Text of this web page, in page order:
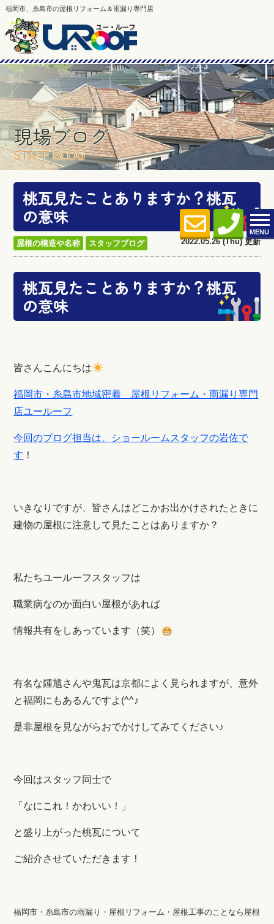
福岡市、糸島市の屋根リフォーム＆雨漏り専門店
MENU
現場ブログ
STAFF BLOG
桃瓦見たことありますか？桃瓦
の意味
屋根の構造や名称 スタッフブログ 2022.05.26 (Thu) 更新
桃瓦見たことありますか？桃瓦
の意味
皆さんこんにちは
福岡市・糸島市地域密着 屋根リフォーム・雨漏り専門
店ユールーフ
今回のブログ担当は、ショールームスタッフの岩佐で
す ！
いきなりですが、皆さんはどこかお出かけされたときに
建物の屋根に注意して見たことはありますか？
私たちユールーフスタッフは
職業病なのか面白い屋根があれば
情報共有をしあっています（笑）
有名な鍾馗さんや鬼瓦は京都によく見られますが、意外
と福岡にもあるんですよ(^^♪
是非屋根を見ながらおでかけしてみてください♪
今回はスタッフ同士で
「なにこれ！かわいい！」
と盛り上がった桃瓦について
ご紹介させていただきます！
福岡市・糸島市の雨漏り・屋根リフォーム・屋根工事のことなら屋根